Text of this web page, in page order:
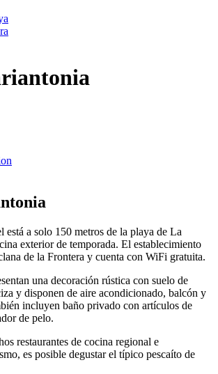
a solo 150 metros de la playa de La
exterior de temporada. El establecimiento
de la Frontera y cuenta con WiFi gratuita.
una decoración rústica con suelo de
y disponen de aire acondicionado, balcón y
incluyen baño privado con artículos de
de pelo.
restaurantes de cocina regional e
es posible degustar el típico pescaíto de